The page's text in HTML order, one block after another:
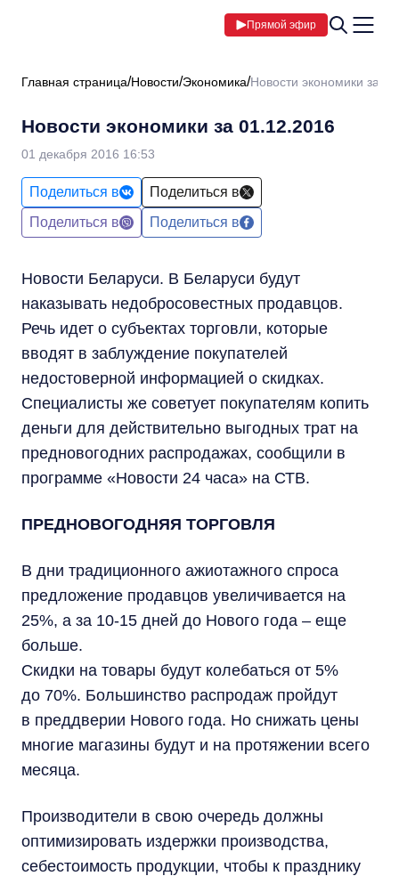
Прямой эфир
Главная страница Новости Экономика Новости экономики за
Новости экономики за 01.12.2016
01 декабря 2016 16:53
Поделиться в
Поделиться в
Поделиться в
Поделиться в
Новости Беларуси. В Беларуси будут
наказывать недобросовестных продавцов.
Речь идет о субъектах торговли, которые
вводят в заблуждение покупателей
недостоверной информацией о скидках.
Специалисты же советует покупателям копить
деньги для действительно выгодных трат на
предновогодних распродажах, сообщили в
программе «Новости 24 часа» на СТВ.
ПРЕДНОВОГОДНЯЯ ТОРГОВЛЯ
В дни традиционного ажиотажного спроса
предложение продавцов увеличивается на
25%, а за 10-15 дней до Нового года – еще
больше.
Скидки на товары будут колебаться от 5%
до 70%. Большинство распродаж пройдут
в преддверии Нового года. Но снижать цены
многие магазины будут и на протяжении всего
месяца.
Производители в свою очередь должны
оптимизировать издержки производства,
себестоимость продукции, чтобы к празднику